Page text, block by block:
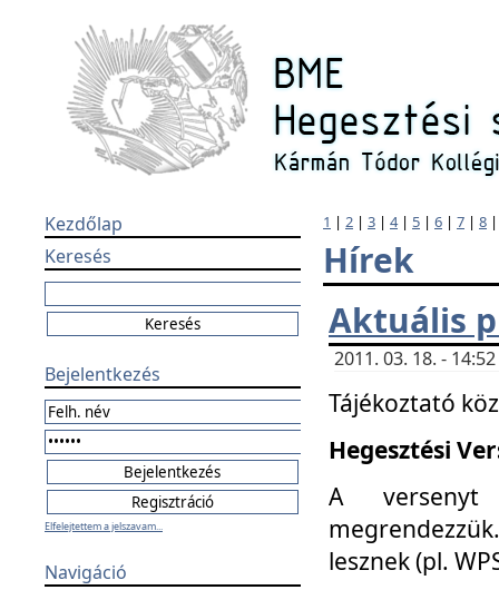
Kezdőlap
Keresés
Bejelentkezés
Elfelejtettem a jelszavam...
Navigáció
1 | 2 | 3 | 4| 5 | 6 | 7 | 8
Hírek
Aktuális
2011. 03. 18. -
Tájékoztató
Hegesztési
A versenyt
lesznek (pl.